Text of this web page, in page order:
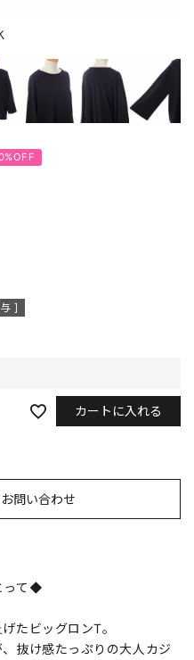
]
カートに入れる
問い合わせ
って◆
たビッグロンT。
抜け感たっぷりの大人カジ